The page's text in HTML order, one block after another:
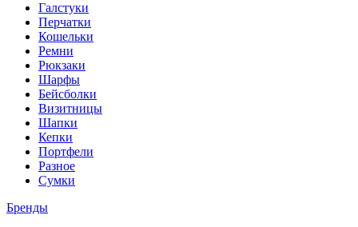
Галстуки
Перчатки
Кошельки
Ремни
Рюкзаки
Шарфы
Бейсболки
Визитницы
Шапки
Кепки
Портфели
Разное
Сумки
Бренды